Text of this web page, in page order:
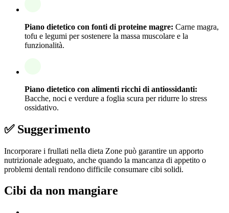
Piano dietetico con fonti di proteine magre: Carne magra,
tofu e legumi per sostenere la massa muscolare e la
funzionalità.
Piano dietetico con alimenti ricchi di antiossidanti:
Bacche, noci e verdure a foglia scura per ridurre lo stress
ossidativo.
✅ Suggerimento
Incorporare i frullati nella dieta Zone può garantire un apporto
nutrizionale adeguato, anche quando la mancanza di appetito o
problemi dentali rendono difficile consumare cibi solidi.
Cibi da non mangiare